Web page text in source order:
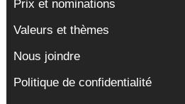
Prix et nominations
Valeurs et thèmes
Nous joindre
Politique de confidentialité